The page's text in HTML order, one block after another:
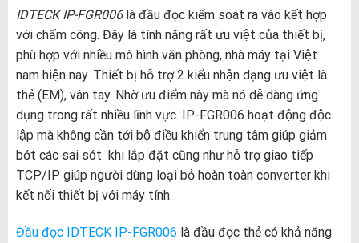
IDTECK IP-FGR006là đầu đọc kiểm soát ra vào kết hợp
với chấm công. Đây là tính năng rất ưu việt của thiết bị,
phù hợp với nhiều mô hình văn phòng, nhà máy tại Việt
nam hiện nay. Thiết bị hỗ trợ 2 kiểu nhận dạng ưu việt là
thẻ (EM), vân tay. Nhờ ưu điểm này mà nó dễ dàng ứng
dụng trong rất nhiều lĩnh vực. IP-FGR006 hoạt động độc
lập mà không cần tới bộ điều khiển trung tâm giúp giảm
bớt các sai sót khi lắp đặt cũng như hỗ trợ giao tiếp
TCP/IP giúp người dùng loại bỏ hoàn toàn converter khi
kết nối thiết bị với máy tính.
Đầu đọc IDTECK IP-FGR006 là đầu đọc thẻ có khả năng